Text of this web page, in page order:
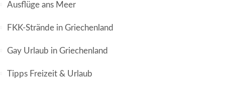
Ausflüge ans Meer
FKK-Strände in Griechenland
Gay Urlaub in Griechenland
Tipps Freizeit & Urlaub